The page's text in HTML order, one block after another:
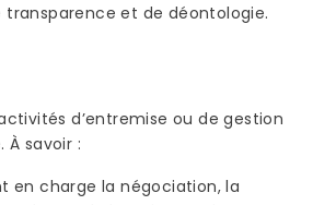
et de déontologie.
d’entremise ou de gestion
savoir :
en charge la négociation, la